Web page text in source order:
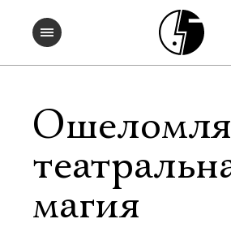
магия